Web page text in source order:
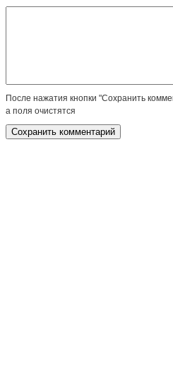
После нажатия кнопки "Сохранить
а поля очистятся